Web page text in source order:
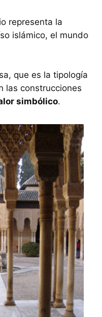
representa la
islámico, el mundo
que es la tipología
las construcciones
simbólico.